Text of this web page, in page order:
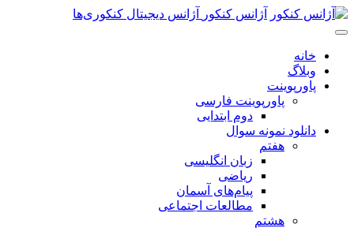
پرش
به
اصلی
آژانس کنکور آژانس دیجیتال کنکوری‌ها
خانه
وبلاگ
پاورپوینت
پاورپوینت فارسی
دوم ابتدایی
دانلود نمونه سوال
هفتم
زبان انگلیسی
ریاضی
پیام‌های آسمان
مطالعات اجتماعی
هشتم